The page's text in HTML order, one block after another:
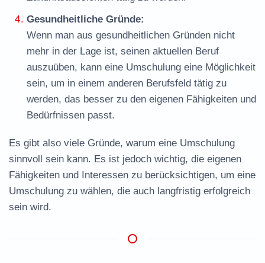
Gesundheitliche Gründe:
Wenn man aus gesundheitlichen Gründen nicht
mehr in der Lage ist, seinen aktuellen Beruf
auszuüben, kann eine Umschulung eine Möglichkeit
sein, um in einem anderen Berufsfeld tätig zu
werden, das besser zu den eigenen Fähigkeiten und
Bedürfnissen passt.
Es gibt also viele Gründe, warum eine Umschulung
sinnvoll sein kann. Es ist jedoch wichtig, die eigenen
Fähigkeiten und Interessen zu berücksichtigen, um eine
Umschulung zu wählen, die auch langfristig erfolgreich
sein wird.